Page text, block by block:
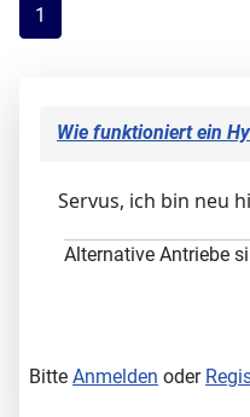
1
Wie funktioniert ein
Servus, ich bin neu
Alternative Antriebe
Bitte Anmelden oder